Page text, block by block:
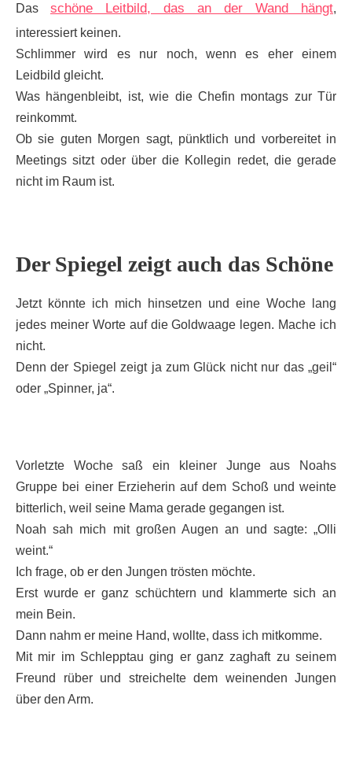
Das schöne Leitbild, das an der Wand hängt,
interessiert keinen.
Schlimmer wird es nur noch, wenn es eher einem
Leidbild gleicht.
Was hängenbleibt, ist, wie die Chefin montags zur Tür
reinkommt.
Ob sie guten Morgen sagt, pünktlich und vorbereitet in
Meetings sitzt oder über die Kollegin redet, die gerade
nicht im Raum ist.
Der Spiegel zeigt auch das Schöne
Jetzt könnte ich mich hinsetzen und eine Woche lang
jedes meiner Worte auf die Goldwaage legen. Mache ich
nicht.
Denn der Spiegel zeigt ja zum Glück nicht nur das „geil“
oder „Spinner, ja“.
Vorletzte Woche saß ein kleiner Junge aus Noahs
Gruppe bei einer Erzieherin auf dem Schoß und weinte
bitterlich, weil seine Mama gerade gegangen ist.
Noah sah mich mit großen Augen an und sagte: „Olli
weint.“
Ich frage, ob er den Jungen trösten möchte.
Erst wurde er ganz schüchtern und klammerte sich an
mein Bein.
Dann nahm er meine Hand, wollte, dass ich mitkomme.
Mit mir im Schlepptau ging er ganz zaghaft zu seinem
Freund rüber und streichelte dem weinenden Jungen
über den Arm.